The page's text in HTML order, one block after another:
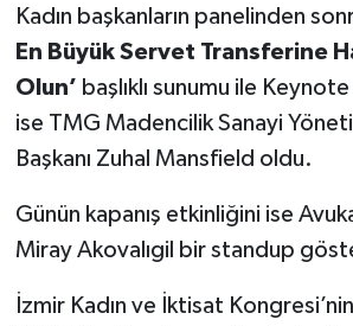
Kadın başkanların panelinden
En Büyük Servet Transferine
Olun’ başlıklı sunumu ile Keynote
ise TMG Madencilik Sanayi
Başkanı Zuhal Mansfield oldu.
Günün kapanış etkinliğini ise
Miray Akovalıgil bir standup
İzmir Kadın ve İktisat